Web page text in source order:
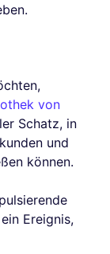
von
Schatz, in
und
können.
Ereignis,